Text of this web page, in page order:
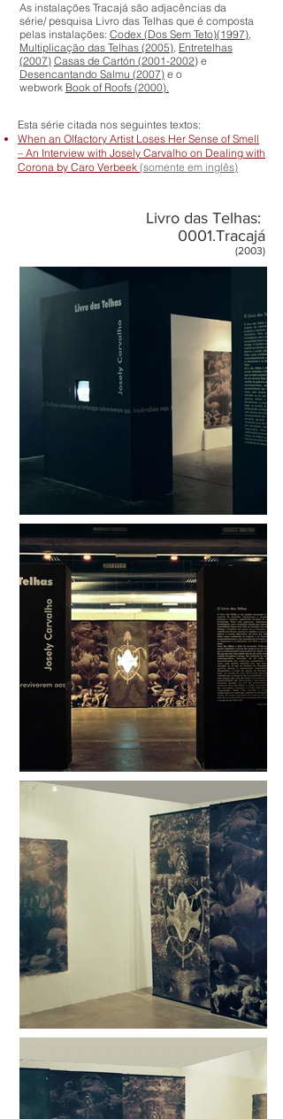
As instalações Tracajá são adjacências da
série/ pesquisa Livro das Telhas que é composta
pelas instalações: Codex (Dos Sem Teto)(1997),
Multiplicação das Telhas (2005), Entretelhas
(2007) Casas de Cartón (2001-2002) e
Desencantando Salmu (2007) e o
webwork Book of Roofs (2000).
Esta série citada nos seguintes textos:
When an Olfactory Artist Loses Her Sense of Smell
– An Interview with Josely Carvalho on Dealing with
Corona by Caro Verbeek (somente em inglês)
Livro das Telhas:
0001.Tracajá
(2003)